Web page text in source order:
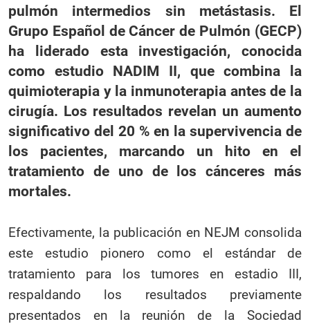
pulmón intermedios sin metástasis. El
Grupo Español de Cáncer de Pulmón (GECP)
ha liderado esta investigación, conocida
como estudio NADIM II, que combina la
quimioterapia y la inmunoterapia antes de la
cirugía. Los resultados revelan un aumento
significativo del 20 % en la supervivencia de
los pacientes, marcando un hito en el
tratamiento de uno de los cánceres más
mortales.
Efectivamente, la publicación en NEJM consolida
este estudio pionero como el estándar de
tratamiento para los tumores en estadio III,
respaldando los resultados previamente
presentados en la reunión de la Sociedad